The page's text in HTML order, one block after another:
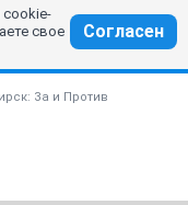
cookie-
свое
Согласен
За и Против